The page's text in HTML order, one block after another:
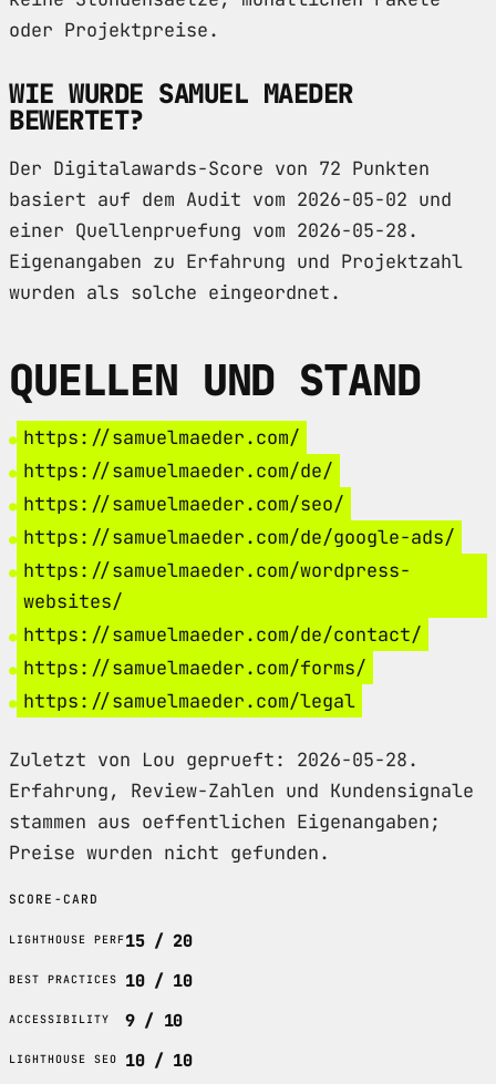
oder Projektpreise.
WIE WURDE SAMUEL MAEDER
BEWERTET?
Der Digitalawards-Score von 72 Punkten
basiert auf dem Audit vom 2026-05-02 und
einer Quellenpruefung vom 2026-05-28.
Eigenangaben zu Erfahrung und Projektzahl
wurden als solche eingeordnet.
QUELLEN UND STAND
https://samuelmaeder.com/
https://samuelmaeder.com/de/
https://samuelmaeder.com/seo/
https://samuelmaeder.com/de/google-ads/
https://samuelmaeder.com/wordpress-
websites/
https://samuelmaeder.com/de/contact/
https://samuelmaeder.com/forms/
https://samuelmaeder.com/legal
Zuletzt von Lou geprueft: 2026-05-28.
Erfahrung, Review-Zahlen und Kundensignale
stammen aus oeffentlichen Eigenangaben;
Preise wurden nicht gefunden.
SCORE-CARD
LIGHTHOUSE PERF15 / 20
BEST PRACTICES 10 / 10
ACCESSIBILITY 9 / 10
LIGHTHOUSE SEO 10 / 10